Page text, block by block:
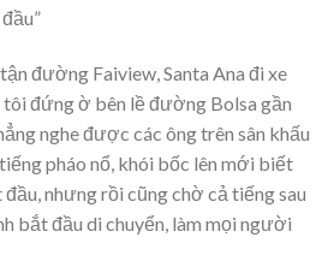
đường Faiview, Santa Ana đi xe
đứng ờ bên lề đường Bolsa gần
nghe được các ông trên sân khấu
pháo nổ, khói bốc lên mới biết
nhưng rồi cũng chờ cả tiếng sau
bắt đầu di chuyển, làm mọi người